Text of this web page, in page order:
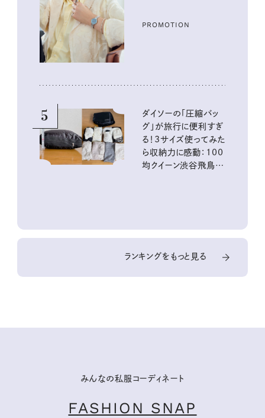
PROMOTION
5
ダイソーの「圧縮バッ
グ」が旅行に便利すぎ
る！3サイズ使ってみた
ら収納力に感動：100
均クイーン渋谷飛鳥の
ランキングをもっと見る
みんなの私服コーディネート
FASHION SNAP